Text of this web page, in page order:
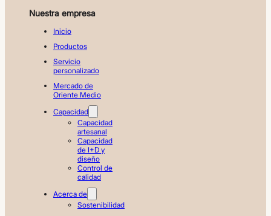
Nuestra empresa
Inicio
Productos
Servicio
personalizado
Mercado de
Oriente Medio
Capacidad
Capacidad
artesanal
Capacidad
de I+D y
diseño
Control de
calidad
Acerca de
Sostenibilidad